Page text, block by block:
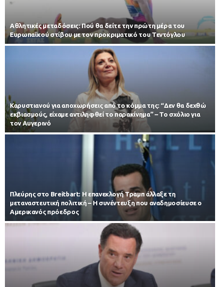
Αθλητικές μεταδόσεις: Πού θα δείτε την πρώτη μέρα του
Ευρωπαϊκού στίβου με τον προκριματικό του Τεντόγλου
Καρυστιανού για αποχωρήσεις από το κόμμα της: “Δεν θα δεχθώ
εκβιασμούς, είχαμε αντιληφθεί το παρακίνημα” – Το σχόλιο για
τον Αυγερινό
Πλεύρης στο Breitbart: Η επανεκλογή Τραμπ άλλαξε τη
μεταναστευτική πολιτική – Η συνέντευξη που αναδημοσίευσε ο
Αμερικανός πρόεδρος